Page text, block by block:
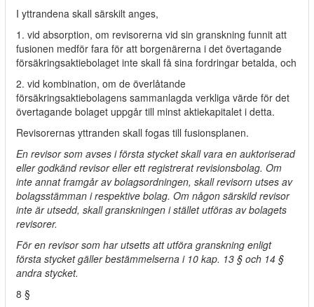
I yttrandena skall särskilt anges,
1. vid absorption, om revisorerna vid sin granskning funnit att
fusionen medför fara för att borgenärerna i det övertagande
försäkringsaktiebolaget inte skall få sina fordringar betalda, och
2. vid kombination, om de överlåtande
försäkringsaktiebolagens sammanlagda verkliga värde för det
övertagande bolaget uppgår till minst aktiekapitalet i detta.
Revisorernas yttranden skall fogas till fusionsplanen.
En revisor som avses i första stycket skall vara en auktoriserad
eller godkänd revisor eller ett registrerat revisionsbolag. Om
inte annat framgår av bolagsordningen, skall revisorn utses av
bolagsstämman i respektive bolag. Om någon särskild revisor
inte är utsedd, skall granskningen i stället utföras av bolagets
revisorer.
För en revisor som har utsetts att utföra granskning enligt
första stycket gäller bestämmelserna i 10 kap. 13 § och 14 §
andra stycket.
8 §